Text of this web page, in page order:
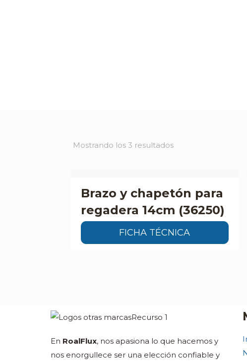
Mostrando los 3 resultados
Brazo y chapetón para
regadera 14cm (36250)
FICHA TÉCNICA
En RoalFlux, nos apasiona lo que hacemos y
nos enorgullece ser una elección confiable y